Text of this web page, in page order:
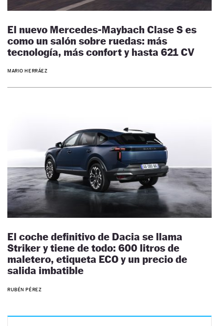
El nuevo Mercedes-Maybach Clase S es
como un salón sobre ruedas: más
tecnología, más confort y hasta 621 CV
MARIO HERRÁEZ
El coche definitivo de Dacia se llama
Striker y tiene de todo: 600 litros de
maletero, etiqueta ECO y un precio de
salida imbatible
RUBÉN PÉREZ